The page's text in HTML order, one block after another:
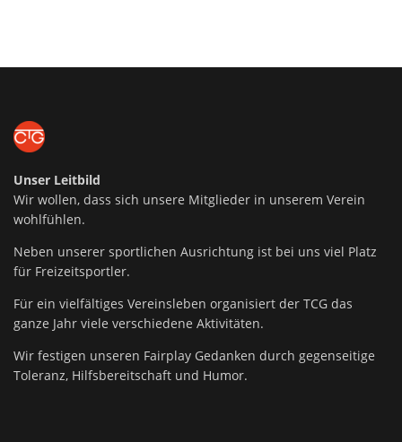
Unser Leitbild
Wir wollen, dass sich unsere Mitglieder in unserem Verein
wohlfühlen.
Neben unserer sportlichen Ausrichtung ist bei uns viel Platz
für Freizeitsportler.
Für ein vielfältiges Vereinsleben organisiert der TCG das
ganze Jahr viele verschiedene Aktivitäten.
Wir festigen unseren Fairplay Gedanken durch gegenseitige
Toleranz, Hilfsbereitschaft und Humor.